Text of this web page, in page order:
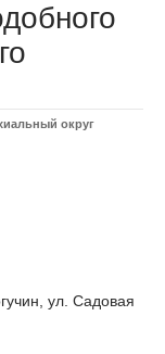
округ
ул. Садовая